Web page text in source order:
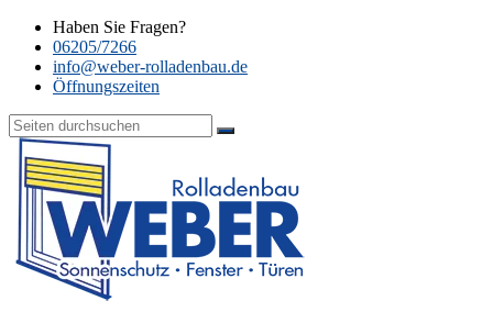
Haben Sie Fragen?
06205/7266
info@weber-rolladenbau.de
Öffnungszeiten